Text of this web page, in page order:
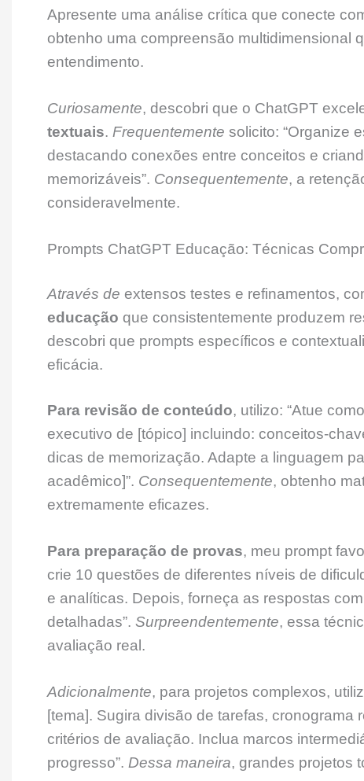
Apresente uma análise crítica que conecte
obtenho uma compreensão multidimensional
entendimento.
Curiosamente, descobri que o ChatGPT
textuais. Frequentemente solicito: “Organize
destacando conexões entre conceitos e
memorizáveis”. Consequentemente, a
consideravelmente.
Prompts ChatGPT Educação: Técnicas
Através de extensos testes e refinamentos,
educação que consistentemente produzem
descobri que prompts específicos e
eficácia.
Para revisão de conteúdo, utilizo: “Atue
executivo de [tópico] incluindo: conceitos-
dicas de memorização. Adapte a linguagem
acadêmico]”. Consequentemente, obtenho
extremamente eficazes.
Para preparação de provas, meu prompt
crie 10 questões de diferentes níveis de
e analíticas. Depois, forneça as respostas
detalhadas”. Surpreendentemente, essa
avaliação real.
Adicionalmente, para projetos complexos,
[tema]. Sugira divisão de tarefas,
critérios de avaliação. Inclua marcos
progresso”. Dessa maneira, grandes projetos